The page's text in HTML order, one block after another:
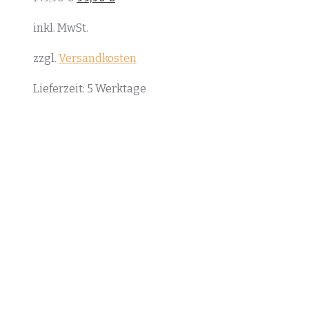
Preis
149,90 €
Preis
inkl. MwSt.
zzgl. Versandkosten
Lieferzeit: 5 Werktage